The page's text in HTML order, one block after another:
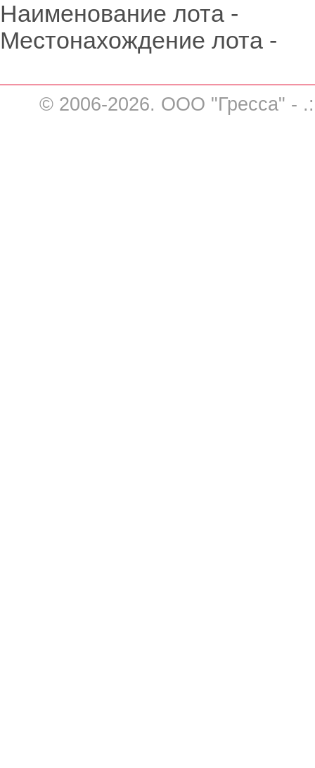
Наименование лота -
Местонахождение лота -
© 2006-2026. ООО "Гресса" -